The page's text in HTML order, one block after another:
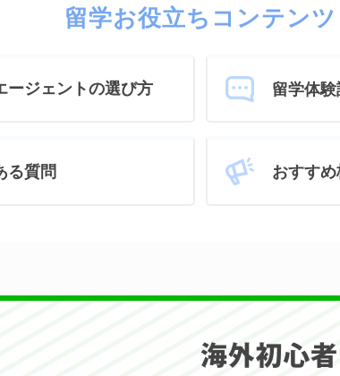
留学お役立ちコンテンツ
ージェントの選び方 留学体験
る質問 おすす